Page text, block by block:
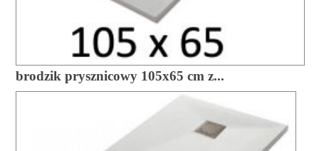
brodzik prysznicowy 105x65 cm z...